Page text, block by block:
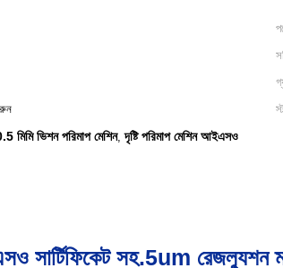
মিমি ভিশন পরিমাপ মেশিন,দৃষ্টি পরিমাপ মেশিন আইএসও
সার্টিফিকেট সহ.5um রেজল্যুশন